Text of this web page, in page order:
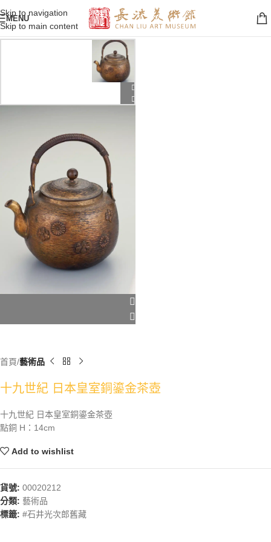
Skip to navigation
Skip to main content
MENU
首頁 藝術品
十九世紀 日本皇室銅鎏金茶壺
十九世紀 日本皇室銅鎏金茶壺
點銅 H：14cm
Add to wishlist
貨號: 00020212
分類: 藝術品
標籤: #石井光次郎舊藏